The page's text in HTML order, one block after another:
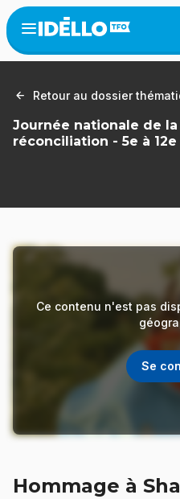
Aller
au
contenu
principal
Open
menu
Retour au dossier
Journée nationale de
réconciliation - 5e à 12e
Ce contenu n'est pas
Se
Hommage à